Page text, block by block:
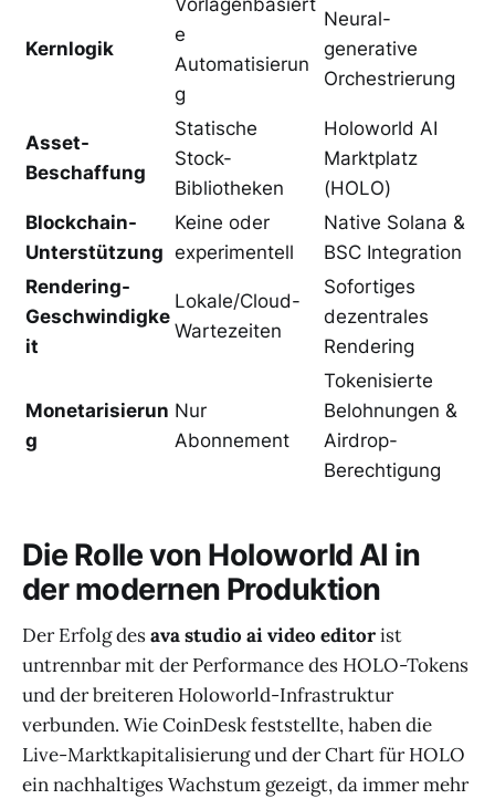
Kernlogik
Vorlagenbasiert
e
Automatisierun
g
Neural-
generative
Orchestrierung
Asset-
Beschaffung
Statische
Stock-
Bibliotheken
Holoworld AI
Marktplatz
(HOLO)
Blockchain-
Unterstützung
Keine oder
experimentell
Native Solana &
BSC Integration
Rendering-
Geschwindigke
it
Lokale/Cloud-
Wartezeiten
Sofortiges
dezentrales
Rendering
Monetarisierun
g
Nur
Abonnement
Tokenisierte
Belohnungen &
Airdrop-
Berechtigung
Die Rolle von Holoworld AI in
der modernen Produktion
Der Erfolg desava studio ai video editorist
untrennbar mit der Performance des HOLO-Tokens
und der breiteren Holoworld-Infrastruktur
verbunden. Wie CoinDesk feststellte, haben die
Live-Marktkapitalisierung und der Chart für HOLO
ein nachhaltiges Wachstum gezeigt, da immer mehr